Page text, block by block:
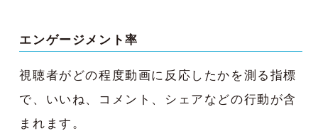
エンゲージメント率
視聴者がどの程度動画に反応したかを測る指標
で、いいね、コメント、シェアなどの行動が含
まれます。